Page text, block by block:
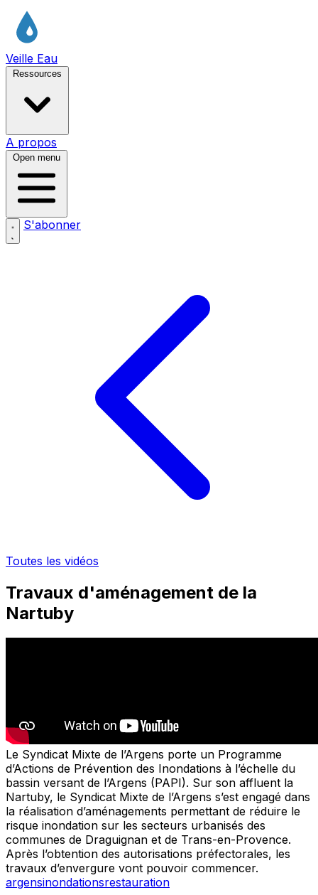
Veille Eau
Ressources
A propos
Open menu
S'abonner
Toutes les vidéos
Travaux d'aménagement de la
Nartuby
Le Syndicat Mixte de l’Argens porte un Programme
d’Actions de Prévention des Inondations à l’échelle du
bassin versant de l’Argens (PAPI). Sur son affluent la
Nartuby, le Syndicat Mixte de l’Argens s’est engagé dans
la réalisation d’aménagements permettant de réduire le
risque inondation sur les secteurs urbanisés des
communes de Draguignan et de Trans-en-Provence.
Après l’obtention des autorisations préfectorales, les
travaux d’envergure vont pouvoir commencer.
argensinondationsrestauration